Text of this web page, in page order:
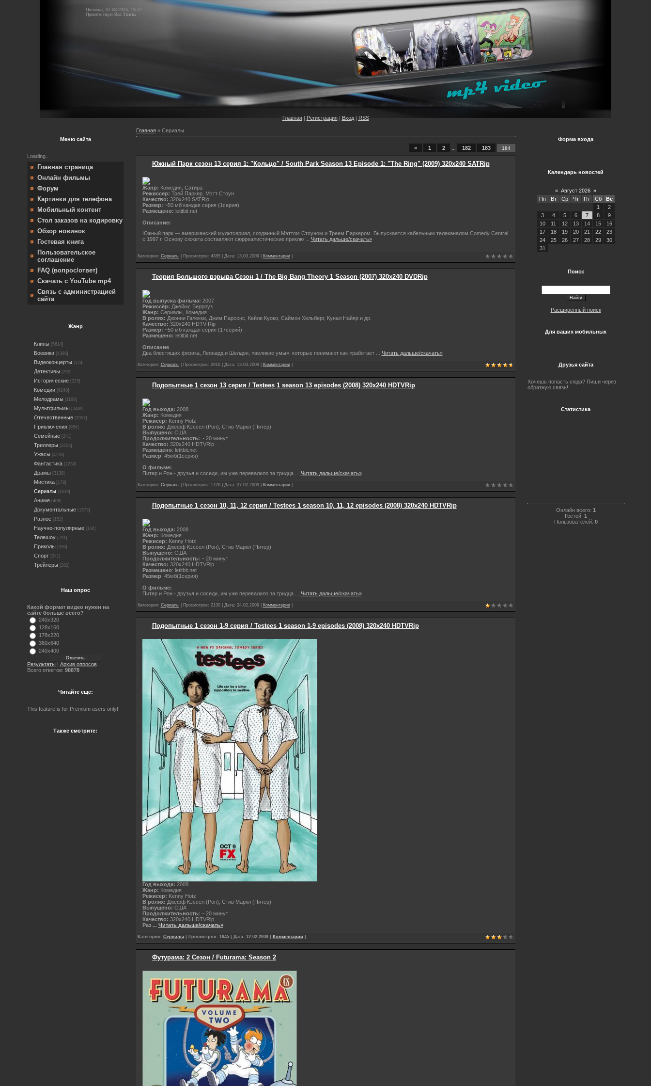
Пятница, 07.08.2026, 18:27
Приветствую Вас Гость
Главная| Регистрация| Вход| RSS
Меню сайта
Loading...
Главная страница
Онлайн фильмы
Форум
Картинки для телефона
Мобильный контент
Стол заказов на кодировку
Обзор новинок
Гостевая книга
Пользовательское
соглашение
FAQ (вопрос/ответ)
Скачать с YouTube mp4
Связь с администрацией
сайта
Жанр
Клипы [5614]
Боевики [4398]
Видеоконцерты [124]
Детективы [290]
Исторические [325]
Комедии [6240]
Мелодрамы [1166]
Мультфильмы [2489]
Отечественные [2057]
Приключения [954]
Семейные [241]
Триллеры [3203]
Ужасы [4136]
Фантастика [2239]
Драмы [3139]
Мистика [179]
Сериалы [1839]
Аниме [408]
Документальные [1573]
Разное [152]
Научно-популярные [144]
Телешоу [791]
Приколы [336]
Спорт [241]
Трейлеры [282]
Наш опрос
Какой формат видео нужен на
сайте больше всего?
240x320
128x160
178x220
360x640
240x400
Результаты | Архив опросов
Всего ответов: 98878
Читайте еще:
This feature is for Premium users only!
Также смотрите:
Главная» Сериалы
« 1 2 182 183 184
Южный Парк сезон 13 серия 1: "Кольцо" / South Park Season 13 Episode 1: "The Ring" (2009) 320x240 SATRip
Жанр: Комедия, Сатира
Режиссер: Трей Паркер, Мэтт Стоун
Качество: 320x240 SATRip
Размер: ~50 мб каждая серия (1серия)
Размещено: letitbit.net
Описание:
Южный парк — американский мультсериал, созданный Мэттом Стоуном и Треем Паркером. Выпускается кабельным телеканалом Comedy Central
с 1997 г. Основу сюжета составляют сюрреалистические приклю
Читать дальше/скачать»
Категория: Сериалы| Просмотров: 4385 | Дата: 13.03.2009| Комментарии|
Теория Большого взрыва Сезон 1 / The Big Bang Theory 1 Season (2007) 320x240 DVDRip
Год выпуска фильма: 2007
Режиссёр: Джеймс Берроуз
Жанр: Сериалы, Комедия
В ролях: Джонни Галекки, Джим Парсонс, Кейли Куоко, Саймон Хельберг, Кунал Найяр и др.
Качество: 320x240 HDTV-Rip
Размер: ~50 мб каждая серия (17серий)
Размещено: letitbit.net
Описание
Два блестящих физика, Леонард и Шелдон, «великие умы», которые понимают как «работает
Читать дальше/скачать»
Категория: Сериалы| Просмотров: 2916 | Дата: 13.03.2009| Комментарии|
Подопытные 1 сезон 13 серия / Testees 1 season 13 episodes (2008) 320х240 HDTVRip
Год выхода: 2008
Жанр: Комедия
Режисер: Kenny Hotz
В ролях: Джефф Кэссел (Рон), Стив Маркл (Питер)
Выпущено: США
Продолжительность: ~ 20 минут
Качество: 320x240 HDTVRip
Размещено: letitbit.net
Размер: 45мб(1серия)
О фильме:
Питер и Рон - друзья и соседи, им уже перевалило за тридца
Читать дальше/скачать»
Категория: Сериалы| Просмотров: 1726 | Дата: 27.02.2009| Комментарии|
Подопытные 1 сезон 10, 11, 12 серия / Testees 1 season 10, 11, 12 episodes (2008) 320х240 HDTVRip
Год выхода: 2008
Жанр: Комедия
Режисер: Kenny Hotz
В ролях: Джефф Кэссел (Рон), Стив Маркл (Питер)
Выпущено: США
Продолжительность: ~ 20 минут
Качество: 320x240 HDTVRip
Размещено: letitbit.net
Размер: 45мб(1серия)
О фильме:
Питер и Рон - друзья и соседи, им уже перевалило за тридца
Читать дальше/скачать»
Категория: Сериалы| Просмотров: 2130 | Дата: 24.02.2009| Комментарии|
Подопытные 1 сезон 1-9 серия / Testees 1 season 1-9 episodes (2008) 320х240 HDTVRip
Год выхода: 2008
Жанр: Комедия
Режисер: Kenny Hotz
В ролях: Джефф Кэссел (Рон), Стив Маркл (Питер)
Выпущено: США
Продолжительность: ~ 20 минут
Качество: 320x240 HDTVRip
Раз ... Читать дальше/скачать»
Категория: Сериалы | Просмотров: 1845 | Дата: 12.02.2009| Комментарии
Футурама: 2 Сезон / Futurama: Season 2
Форма входа
Календарь новостей
« Август 2026 »
Пн
Вт Ср Чт Пт Сб
Вс
1
2
3
4 5 6 7 8
9
10
11 12 13 14 15
16
17
18 19 20 21 22
23
24
25 26 27 28 29
30
31
Поиск
Расширенный поиск
Для ваших мобильных
Друзья сайта
Хочешь попасть сюда? Пиши через
обратную связь!
Статистика
Онлайн всего: 1
Гостей: 1
Пользователей: 0